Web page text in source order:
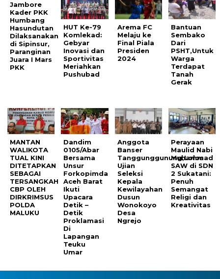
Jambore
Kader PKK
Humbang
Hasundutan
Dilaksanakan
di Sipinsur,
Paranginan
Juara I Mars
PKK
HUT Ke-79
Komlekad:
Gebyar
Inovasi dan
Sportivitas
Meriahkan
Pushubad
Arema FC
Melaju ke
Final Piala
Presiden
2024
Bantuan
Sembako
Dari
PSHT,Untuk
Warga
Terdapat
Tanah
Gerak
MANTAN
WALIKOTA
TUAL KINI
DITETAPKAN
SEBAGAI
TERSANGKAH
CBP OLEH
DIRKRIMSUS
POLDA
MALUKU
Dandim
0105/Abar
Bersama
Unsur
Forkopimda
Aceh Barat
Ikuti
Upacara
Detik –
Detik
Proklamasi
Di
Lapangan
Teuku
Umar
Anggota
Banser
Tanggunggunung,Lolos
Ujian
Seleksi
Kepala
Kewilayahan
Dusun
Wonokoyo
Desa
Ngrejo
Perayaan
Maulid Nabi
Muhammad
SAW di SDN
2 Sukatani:
Penuh
Semangat
Religi dan
Kreativitas